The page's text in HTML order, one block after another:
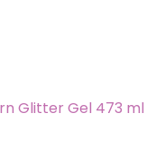
Glitter Gel 473 ml